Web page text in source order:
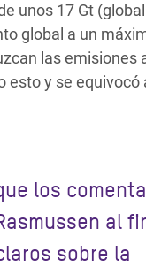
unos 17 Gt
global a un
las emisiones
esto y se
los
al
sobre la